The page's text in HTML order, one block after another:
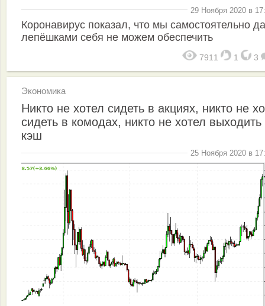
29 Ноября 2020 в
Коронавирус показал, что мы самостоятельно
лепёшками себя не можем обеспечить
7911 1 3
Экономика
Никто не хотел сидеть в акциях, никто не
сидеть в комодах, никто не хотел выходить
кэш
25 Ноября 2020 в